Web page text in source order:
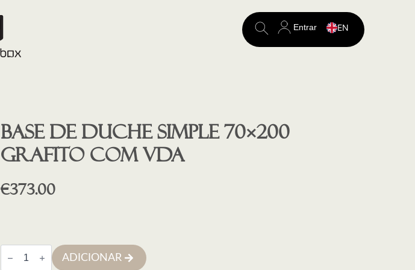
Search
Entrar EN
Base de duche SIMPLE 70×200
grafito COM VDA
€373.00
Quantidade
de
Base
ADICIONAR